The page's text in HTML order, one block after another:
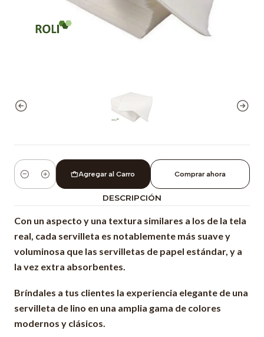
Cantidad
Agregar al Carro Comprar ahora
DESCRIPCIÓN
Con un aspecto y una textura similares a los de la tela
real, cada servilleta es notablemente más suave y
voluminosa que las servilletas de papel estándar, y a
la vez extra absorbentes.
Bríndales a tus clientes la experiencia elegante de una
servilleta de lino en una amplia gama de colores
modernos y clásicos.